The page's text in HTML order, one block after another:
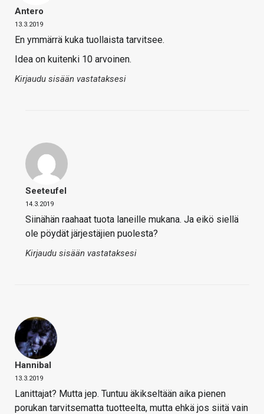
Antero
13.3.2019
En ymmärrä kuka tuollaista tarvitsee.
Idea on kuitenki 10 arvoinen.
Kirjaudu sisään vastataksesi
Seeteufel
14.3.2019
Siinähän raahaat tuota laneille mukana. Ja eikö siellä
ole pöydät järjestäjien puolesta?
Kirjaudu sisään vastataksesi
Hannibal
13.3.2019
Lanittajat? Mutta jep. Tuntuu äkikseltään aika pienen
porukan tarvitsematta tuotteelta, mutta ehkä jos siitä vain